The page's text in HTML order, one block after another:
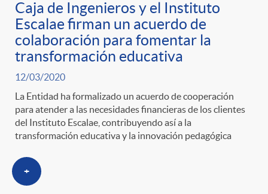
r
e
n
s
a
o
r
í
a
s
a
F
i
l
t
o
n
t
e
n
Caja de Ingenieros y el Instituto
Escalae firman un acuerdo de
colaboración para fomentar la
transformación educativa
12/03/2020
La Entidad ha formalizado un acuerdo de cooperación
para atender a las necesidades financieras de los clientes
del Instituto Escalae, contribuyendo así a la
transformación educativa y la innovación pedagógica
+